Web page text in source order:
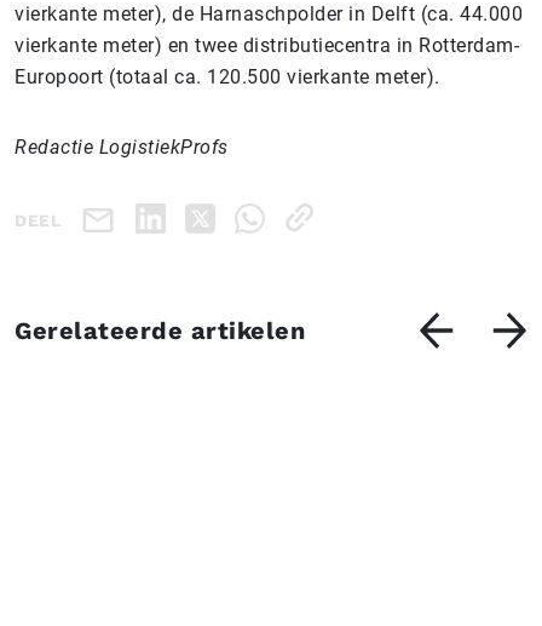
vierkante meter), de Harnaschpolder in Delft (ca. 44.000
vierkante meter) en twee distributiecentra in Rotterdam-
Europoort (totaal ca. 120.500 vierkante meter).
Redactie LogistiekProfs
DEEL
Gerelateerde artikelen